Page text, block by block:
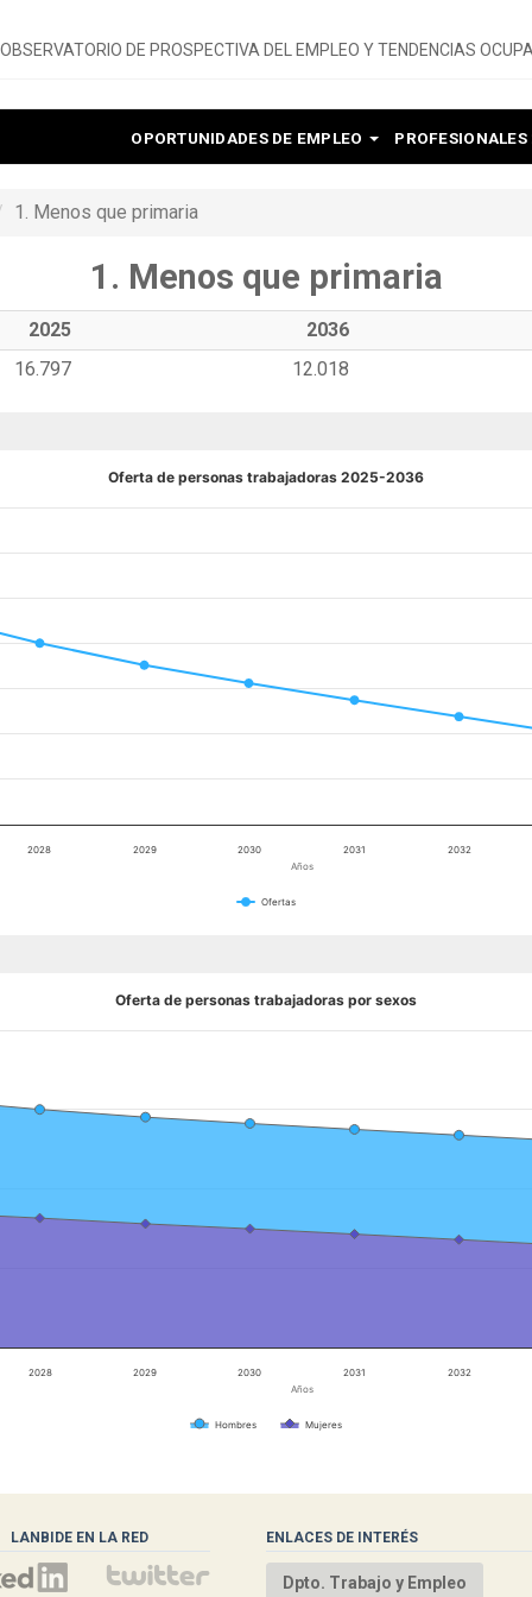
OBSERVATORIO DE PROSPECTIVA DEL EMPLEO Y TENDENCIAS
OPORTUNIDADES DE EMPLEO
1. Menos que primaria
1. Menos que primaria
2025 2036
16.797
12.018
Años
Oferta de personas trabajadoras 2025-2036
Ofertas
2028 2029 2030 2031 2032
Años
Oferta de personas trabajadoras por sexos
Hombres Mujeres
2028 2029 2030 2031 2032
LANBIDE EN LA RED ENLACES DE INTERÉS
Dpto. Trabajo y Empleo